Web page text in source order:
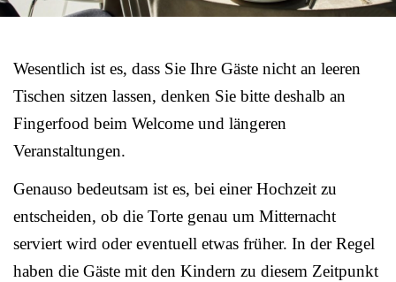
Wesentlich ist es, dass Sie Ihre Gäste nicht an leeren
Tischen sitzen lassen, denken Sie bitte deshalb an
Fingerfood beim Welcome und längeren
Veranstaltungen.
Genauso bedeutsam ist es, bei einer Hochzeit zu
entscheiden, ob die Torte genau um Mitternacht
serviert wird oder eventuell etwas früher. In der Regel
haben die Gäste mit den Kindern zu diesem Zeitpunkt